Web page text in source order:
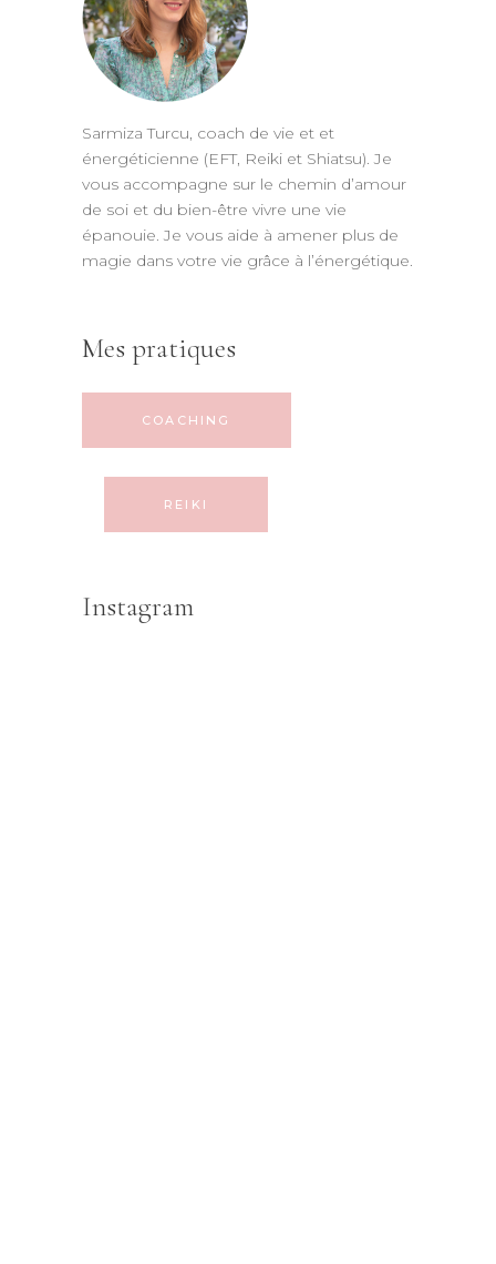
Sarmiza Turcu, coach de vie et et
énergéticienne (EFT, Reiki et Shiatsu). Je
vous accompagne sur le chemin d’amour
de soi et du bien-être vivre une vie
épanouie. Je vous aide à amener plus de
magie dans votre vie grâce à l’énergétique.
Mes pratiques
COACHING
REIKI
Instagram